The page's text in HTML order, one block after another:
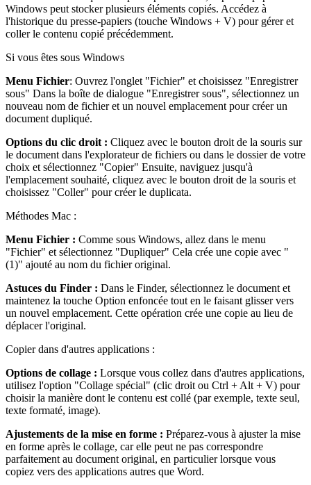
Windows peut stocker plusieurs éléments copiés. Accédez à
l'historique du presse-papiers (touche Windows + V) pour gérer et
coller le contenu copié précédemment.
Si vous êtes sous Windows
Menu Fichier: Ouvrez l'onglet "Fichier" et choisissez "Enregistrer
sous" Dans la boîte de dialogue "Enregistrer sous", sélectionnez un
nouveau nom de fichier et un nouvel emplacement pour créer un
document dupliqué.
Options du clic droit : Cliquez avec le bouton droit de la souris sur
le document dans l'explorateur de fichiers ou dans le dossier de votre
choix et sélectionnez "Copier" Ensuite, naviguez jusqu'à
l'emplacement souhaité, cliquez avec le bouton droit de la souris et
choisissez "Coller" pour créer le duplicata.
Méthodes Mac :
Menu Fichier : Comme sous Windows, allez dans le menu
"Fichier" et sélectionnez "Dupliquer" Cela crée une copie avec "
(1)" ajouté au nom du fichier original.
Astuces du Finder : Dans le Finder, sélectionnez le document et
maintenez la touche Option enfoncée tout en le faisant glisser vers
un nouvel emplacement. Cette opération crée une copie au lieu de
déplacer l'original.
Copier dans d'autres applications :
Options de collage : Lorsque vous collez dans d'autres applications,
utilisez l'option "Collage spécial" (clic droit ou Ctrl + Alt + V) pour
choisir la manière dont le contenu est collé (par exemple, texte seul,
texte formaté, image).
Ajustements de la mise en forme : Préparez-vous à ajuster la mise
en forme après le collage, car elle peut ne pas correspondre
parfaitement au document original, en particulier lorsque vous
copiez vers des applications autres que Word.